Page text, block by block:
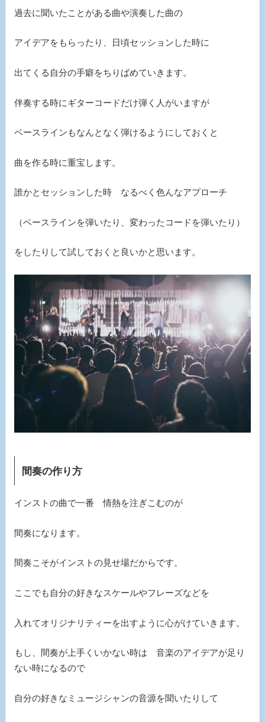
過去に聞いたことがある曲や演奏した曲の
アイデアをもらったり、日頃セッションした時に
出てくる自分の手癖をちりばめていきます。
伴奏する時にギターコードだけ弾く人がいますが
ベースラインもなんとなく弾けるようにしておくと
曲を作る時に重宝します。
誰かとセッションした時 なるべく色んなアプローチ
（ベースラインを弾いたり、変わったコードを弾いたり）
をしたりして試しておくと良いかと思います。
間奏の作り方
インストの曲で一番 情熱を注ぎこむのが
間奏になります。
間奏こそがインストの見せ場だからです。
ここでも自分の好きなスケールやフレーズなどを
入れてオリジナリティーを出すように心がけていきます。
もし、間奏が上手くいかない時は 音楽のアイデアが足り
ない時になるので
自分の好きなミュージシャンの音源を聞いたりして